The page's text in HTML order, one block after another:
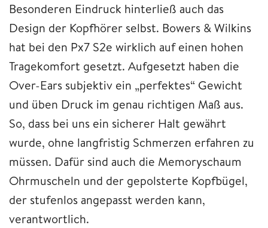
Besonderen Eindruck hinterließ auch das
Design der Kopfhörer selbst. Bowers & Wilkins
hat bei den Px7 S2e wirklich auf einen hohen
Tragekomfort gesetzt. Aufgesetzt haben die
Over-Ears subjektiv ein „perfektes“ Gewicht
und üben Druck im genau richtigen Maß aus.
So, dass bei uns ein sicherer Halt gewährt
wurde, ohne langfristig Schmerzen erfahren zu
müssen. Dafür sind auch die Memoryschaum
Ohrmuscheln und der gepolsterte Kopfbügel,
der stufenlos angepasst werden kann,
verantwortlich.